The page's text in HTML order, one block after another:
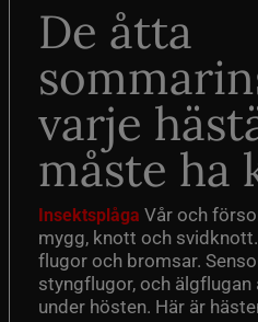
De åtta
varje
måste ha
Insektsplåga Vår och
mygg, knott och
flugor och bromsar.
styngflugor, och
under hösten. Här är